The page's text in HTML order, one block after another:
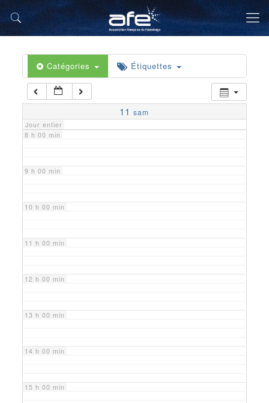
Catégories Étiquettes
11 sam
Jour entier
5 h 00 min
6 h 00 min
7 h 00 min
8 h 00 min
9 h 00 min
10 h 00 min
11 h 00 min
12 h 00 min
13 h 00 min
14 h 00 min
15 h 00 min